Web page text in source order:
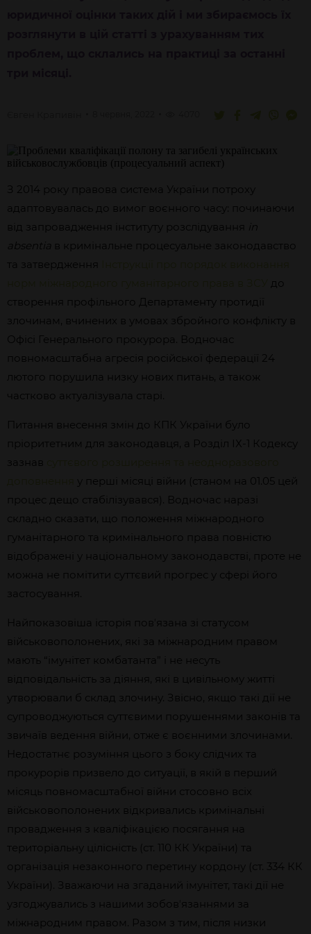
З 2014 року правова система України потроху
адаптовувалась до вимог воєнного часу: починаючи
від запровадження інституту розслідування in
absentia в кримінальне процесуальне законодавство
та затвердження
до
створення профільного Департаменту протидії
злочинам, вчинених в умовах збройного конфлікту в
Офісі Генерального прокурора. Водночас
повномасштабна агресія російської федерації 24
лютого порушила низку нових питань, а також
частково актуалізувала старі.
Питання внесення змін до КПК України було
пріоритетним для законодавця, а Розділ ІХ-1 Кодексу
зазнав
у перші місяці війни (станом на 01.05 цей
процес дещо стабілізувався). Водночас наразі
складно сказати, що положення міжнародного
гуманітарного та кримінального права повністю
відображені у національному законодавстві, проте не
можна не помітити суттєвий прогрес у сфері його
застосування.
Найпоказовіша історія повʼязана зі статусом
військовополонених, які за міжнародним правом
мають “імунітет комбатанта” і не несуть
відповідальність за діяння, які в цивільному житті
утворювали б склад злочину. Звісно, якщо такі дії не
супроводжуються суттєвими порушеннями законів та
звичаїв ведення війни, отже є воєнними злочинами.
Недостатнє розуміння цього з боку слідчих та
прокурорів призвело до ситуації, в якій в перший
місяць повномасштабної війни стосовно всіх
військовополонених відкривались кримінальні
провадження з кваліфікацією посягання на
територіальну цілісність (ст. 110 КК України) та
організація незаконного перетину кордону (ст. 334 КК
України). Зважаючи на згаданий імунітет, такі дії не
узгоджувались з нашими зобовʼязаннями за
міжнародним правом. Разом з тим, після низки